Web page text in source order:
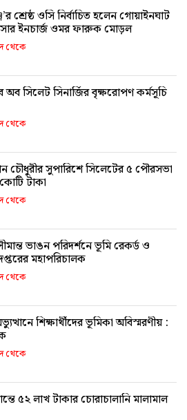
শ্রেষ্ঠ ওসি নির্বাচিত হলেন গোয়াইনঘাট
ইনচার্জ ওমর ফারুক মোড়ল
থেকে
অব সিলেট সিনার্জির বৃক্ষরোপণ কর্মসূচি
থেকে
চৌধুরীর সুপারিশে সিলেটের ৫ পৌরসভা
টাকা
থেকে
ভাঙন পরিদর্শনে ভূমি রেকর্ড ও
মহাপরিচালক
থেকে
শিক্ষার্থীদের ভূমিকা অবিস্মরণীয় :
থেকে
৫২ লাখ টাকার চোরাচালানি মালামাল